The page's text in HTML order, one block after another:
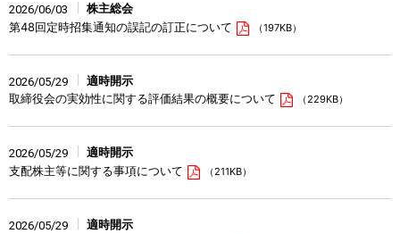
2026/06/03
株主総会
第48回定時招集通知の誤記の訂正について
（197KB）
2026/05/29
適時開示
取締役会の実効性に関する評価結果の概要について
（229KB）
2026/05/29
適時開示
支配株主等に関する事項について
（211KB）
2026/05/29
適時開示